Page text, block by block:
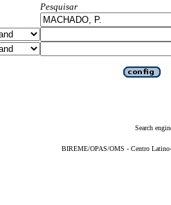
Pesquisar
Search
BIREME/OPAS/OMS - Centro Latino-